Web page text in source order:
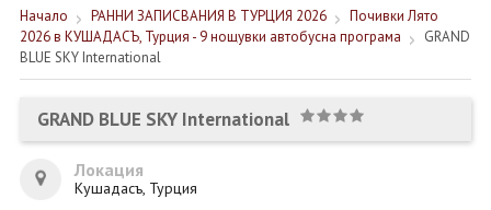
НОВА ГОДИНА ТУРЦИЯ
НОВА ГОДИНА
ПОЧИВКИ
КРУИЗИ
Начало РАННИ ЗАПИСВАНИЯ В ТУРЦИЯ 2026
Почивки Лято
2026 в КУШАДАСЪ, Турция - 9 нощувки автобусна програма
GRAND
BLUE SKY International
GRAND BLUE SKY International
Локация
Кушадасъ, Турция